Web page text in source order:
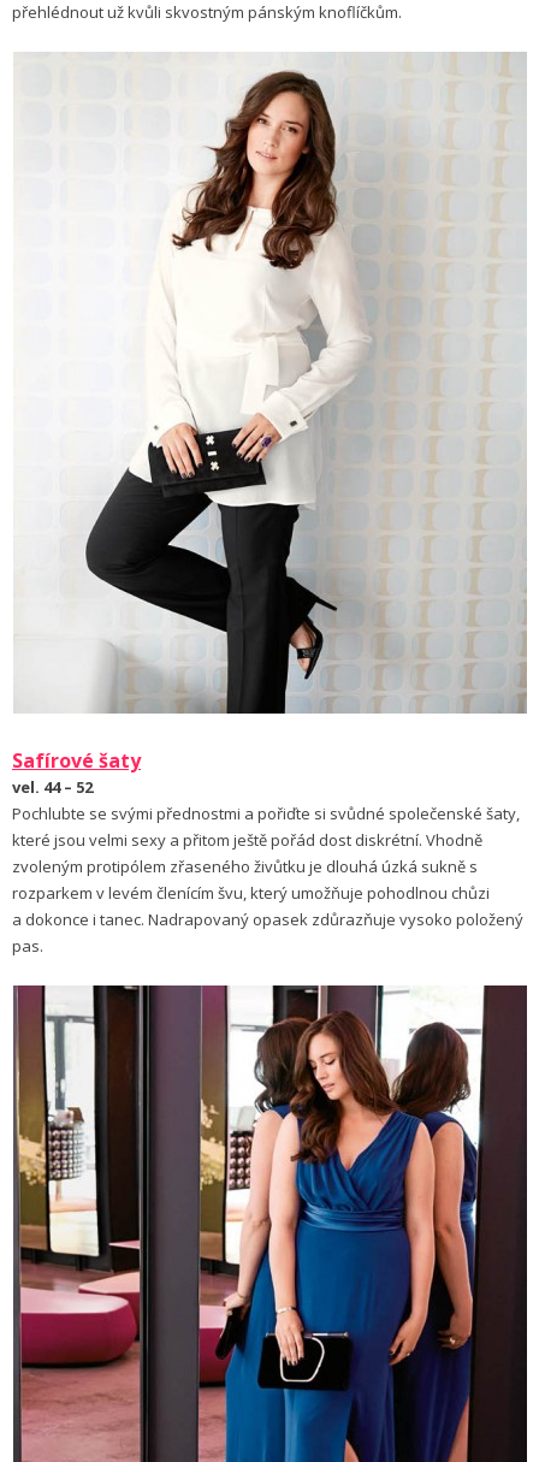
přehlédnout už kvůli skvostným pánským knoflíčkům.
Safírové šaty
vel. 44 – 52
Pochlubte se svými přednostmi a pořiďte si svůdné společenské šaty,
které jsou velmi sexy a přitom ještě pořád dost diskrétní. Vhodně
zvoleným protipólem zřaseného živůtku je dlouhá úzká sukně s
rozparkem v levém členícím švu, který umožňuje pohodlnou chůzi
a dokonce i tanec. Nadrapovaný opasek zdůrazňuje vysoko položený
pas.